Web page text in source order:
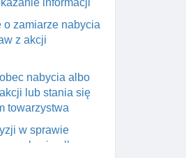
informacji
zamiarze nabycia
z akcji
nabycia albo
lub stania się
towarzystwa
w sprawie
nabycia albo